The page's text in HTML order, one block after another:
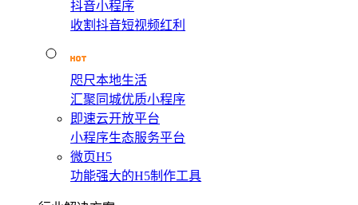
抖音小程序
收割抖音短视频红利
咫尺本地生活
汇聚同城优质小程序
即速云开放平台
小程序生态服务平台
微页H5
功能强大的H5制作工具